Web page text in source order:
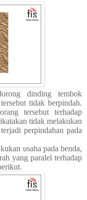
dinding tembok
tidak berpindah.
tersebut terhadap
tidak melakukan
perpindahan pada
usaha pada benda,
yang paralel terhadap
.